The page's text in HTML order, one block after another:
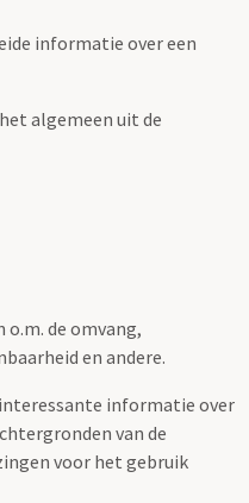
informatie over een
algemeen uit de
o.m. de omvang,
en andere.
informatie over
van de
voor het gebruik